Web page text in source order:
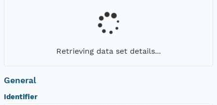
Retrieving data set details...
General
Identifier